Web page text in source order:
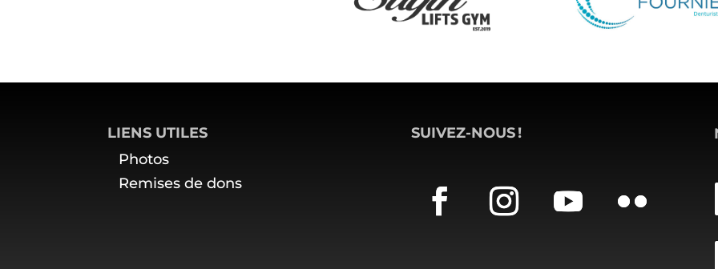
LIENS UTILES
Photos
Remises de dons
SUIVEZ-NOUS !